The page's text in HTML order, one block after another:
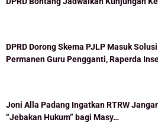
DPRD Dorong Skema PJLP Masuk Solusi
Permanen Guru Pengganti, Raperda
Joni Alla Padang Ingatkan RTRW
“Jebakan Hukum” bagi Masy…